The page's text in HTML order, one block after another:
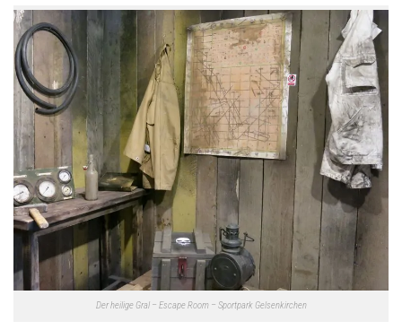
Der heilige Gral – Escape Room – Sportpark Gelsenkirchen